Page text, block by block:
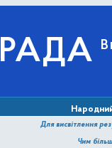
РАДА
Для висвітлення
Чим